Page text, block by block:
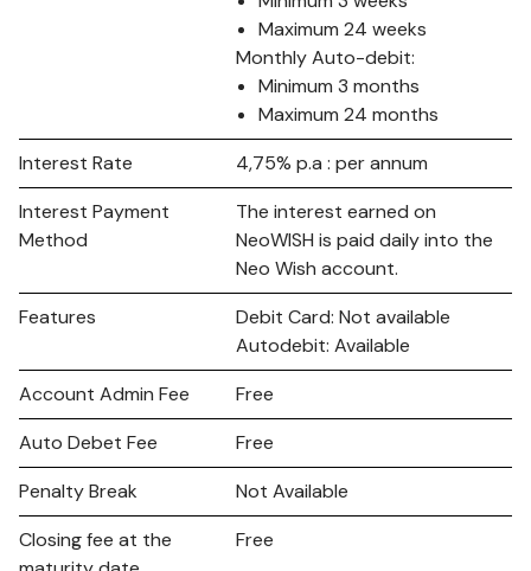
Maximum 24 weeks
Monthly Auto-debit:
Minimum 3 months
Maximum 24 months
Interest Rate
4,75% p.a : per annum
Interest Payment
Method
The interest earned on
NeoWISH is paid daily into the
Neo Wish account.
Features
Debit Card: Not available
Autodebit: Available
Account Admin Fee
Free
Auto Debet Fee
Free
Penalty Break
Not Available
Closing fee at the
Free